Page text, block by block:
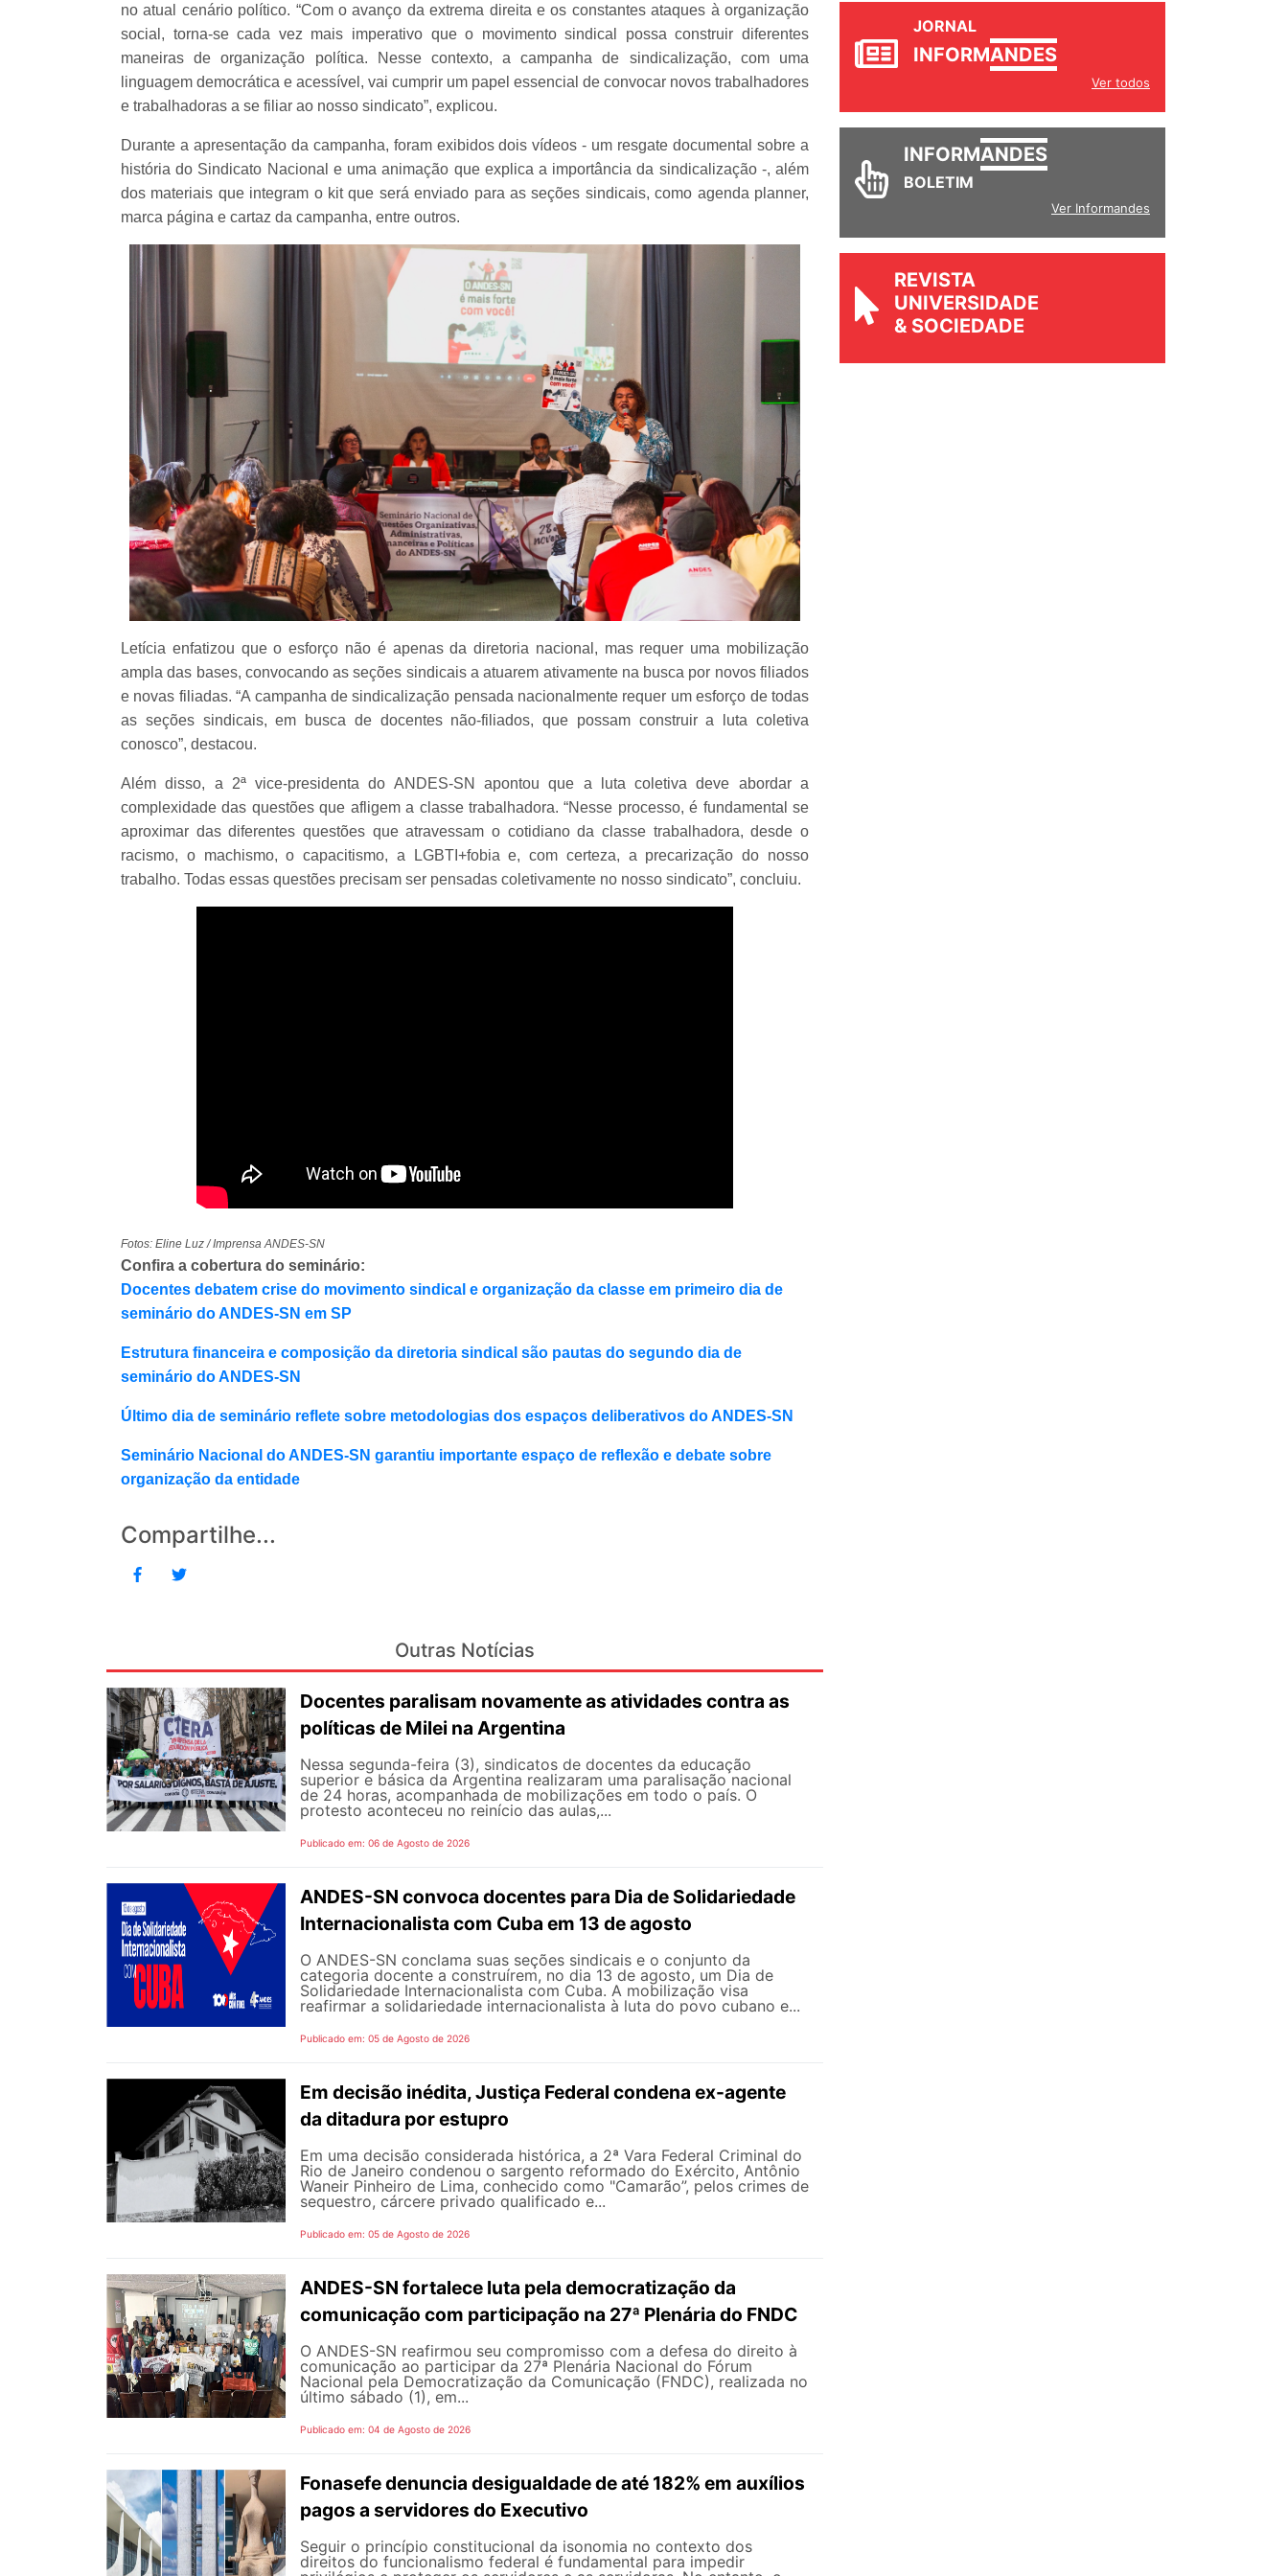
no atual cenário político. “Com o avanço da extrema direita e os constantes ataques à organização
social, torna-se cada vez mais imperativo que o movimento sindical possa construir diferentes
maneiras de organização política. Nesse contexto, a campanha de sindicalização, com uma
linguagem democrática e acessível, vai cumprir um papel essencial de convocar novos trabalhadores
e trabalhadoras a se filiar ao nosso sindicato”, explicou.
Durante a apresentação da campanha, foram exibidos dois vídeos - um resgate documental sobre a
história do Sindicato Nacional e uma animação que explica a importância da sindicalização -, além
dos materiais que integram o kit que será enviado para as seções sindicais, como agenda planner,
marca página e cartaz da campanha, entre outros.
Letícia enfatizou que o esforço não é apenas da diretoria nacional, mas requer uma mobilização
ampla das bases, convocando as seções sindicais a atuarem ativamente na busca por novos filiados
e novas filiadas. “A campanha de sindicalização pensada nacionalmente requer um esforço de todas
as seções sindicais, em busca de docentes não-filiados, que possam construir a luta coletiva
conosco”, destacou.
Além disso, a 2ª vice-presidenta do ANDES-SN apontou que a luta coletiva deve abordar a
complexidade das questões que afligem a classe trabalhadora. “Nesse processo, é fundamental se
aproximar das diferentes questões que atravessam o cotidiano da classe trabalhadora, desde o
racismo, o machismo, o capacitismo, a LGBTI+fobia e, com certeza, a precarização do nosso
trabalho. Todas essas questões precisam ser pensadas coletivamente no nosso sindicato”, concluiu.
Fotos: Eline Luz / Imprensa ANDES-SN
Confira a cobertura do seminário:
Docentes debatem crise do movimento sindical e organização da classe em primeiro dia de
seminário do ANDES-SN em SP
Estrutura financeira e composição da diretoria sindical são pautas do segundo dia de
seminário do ANDES-SN
Último dia de seminário reflete sobre metodologias dos espaços deliberativos do ANDES-SN
Seminário Nacional do ANDES-SN garantiu importante espaço de reflexão e debate sobre
organização da entidade
Compartilhe...
Outras Notícias
Docentes paralisam novamente as atividades contra as
políticas de Milei na Argentina
Nessa segunda-feira (3), sindicatos de docentes da educação
superior e básica da Argentina realizaram uma paralisação nacional
de 24 horas, acompanhada de mobilizações em todo o país. O
protesto aconteceu no reinício das aulas,...
Publicado em: 06 de Agosto de 2026
ANDES-SN convoca docentes para Dia de Solidariedade
Internacionalista com Cuba em 13 de agosto
O ANDES-SN conclama suas seções sindicais e o conjunto da
categoria docente a construírem, no dia 13 de agosto, um Dia de
Solidariedade Internacionalista com Cuba. A mobilização visa
reafirmar a solidariedade internacionalista à luta do povo cubano e...
Publicado em: 05 de Agosto de 2026
Em decisão inédita, Justiça Federal condena ex-agente
da ditadura por estupro
Em uma decisão considerada histórica, a 2ª Vara Federal Criminal do
Rio de Janeiro condenou o sargento reformado do Exército, Antônio
Waneir Pinheiro de Lima, conhecido como "Camarão”, pelos crimes de
sequestro, cárcere privado qualificado e...
Publicado em: 05 de Agosto de 2026
ANDES-SN fortalece luta pela democratização da
comunicação com participação na 27ª Plenária do FNDC
O ANDES-SN reafirmou seu compromisso com a defesa do direito à
comunicação ao participar da 27ª Plenária Nacional do Fórum
Nacional pela Democratização da Comunicação (FNDC), realizada no
último sábado (1), em...
Publicado em: 04 de Agosto de 2026
Fonasefe denuncia desigualdade de até 182% em auxílios
pagos a servidores do Executivo
Seguir o princípio constitucional da isonomia no contexto dos
direitos do funcionalismo federal é fundamental para impedir
JORNAL
Ver todos
INFORM
Ver Informandes
REVISTA
UNIVERSIDADE